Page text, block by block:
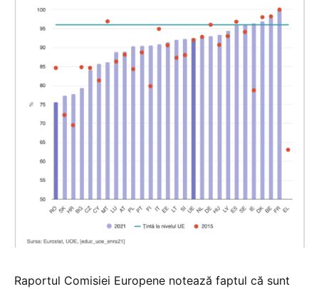
Raportul Comisiei Europene notează faptul că sunt